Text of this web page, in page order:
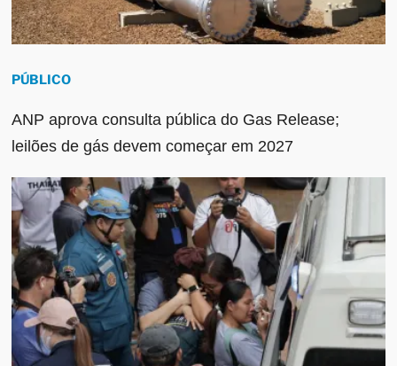
PÚBLICO
ANP aprova consulta pública do Gas Release;
leilões de gás devem começar em 2027